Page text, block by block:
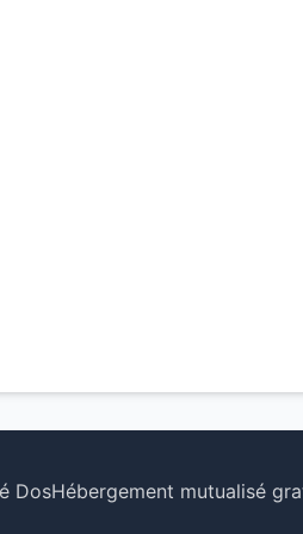
DosHébergement mutualisé